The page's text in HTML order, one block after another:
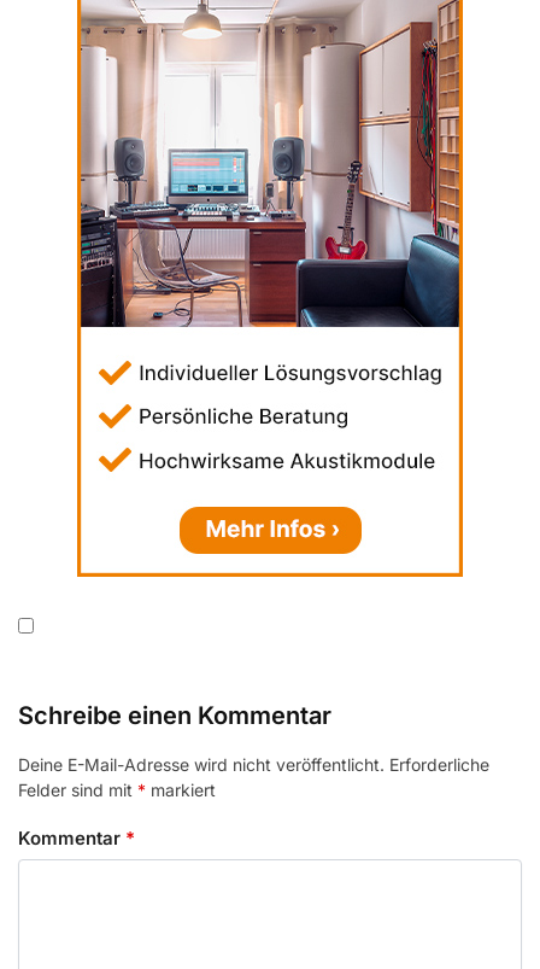
Schreibe einen Kommentar
Deine E-Mail-Adresse wird nicht veröffentlicht. Erforderliche
Felder sind mit * markiert
Kommentar *